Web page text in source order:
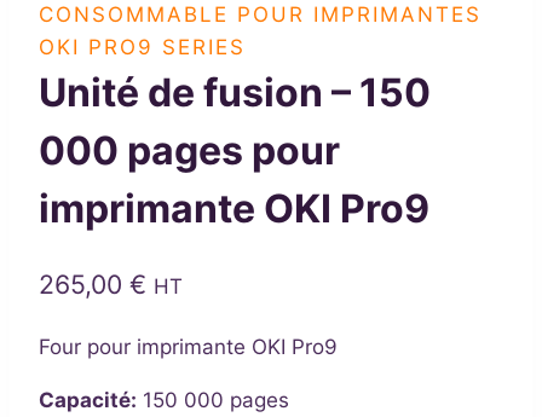
CONSOMMABLE POUR IMPRIMANTES
OKI PRO9 SERIES
Unité de fusion – 150
000 pages pour
imprimante OKI Pro9
265,00 € HT
Four pour imprimante OKI Pro9
Capacité: 150 000 pages